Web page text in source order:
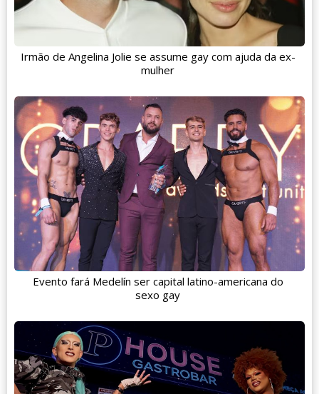
Irmão de Angelina Jolie se assume gay com ajuda da ex-
mulher
Evento fará Medelín ser capital latino-americana do
sexo gay